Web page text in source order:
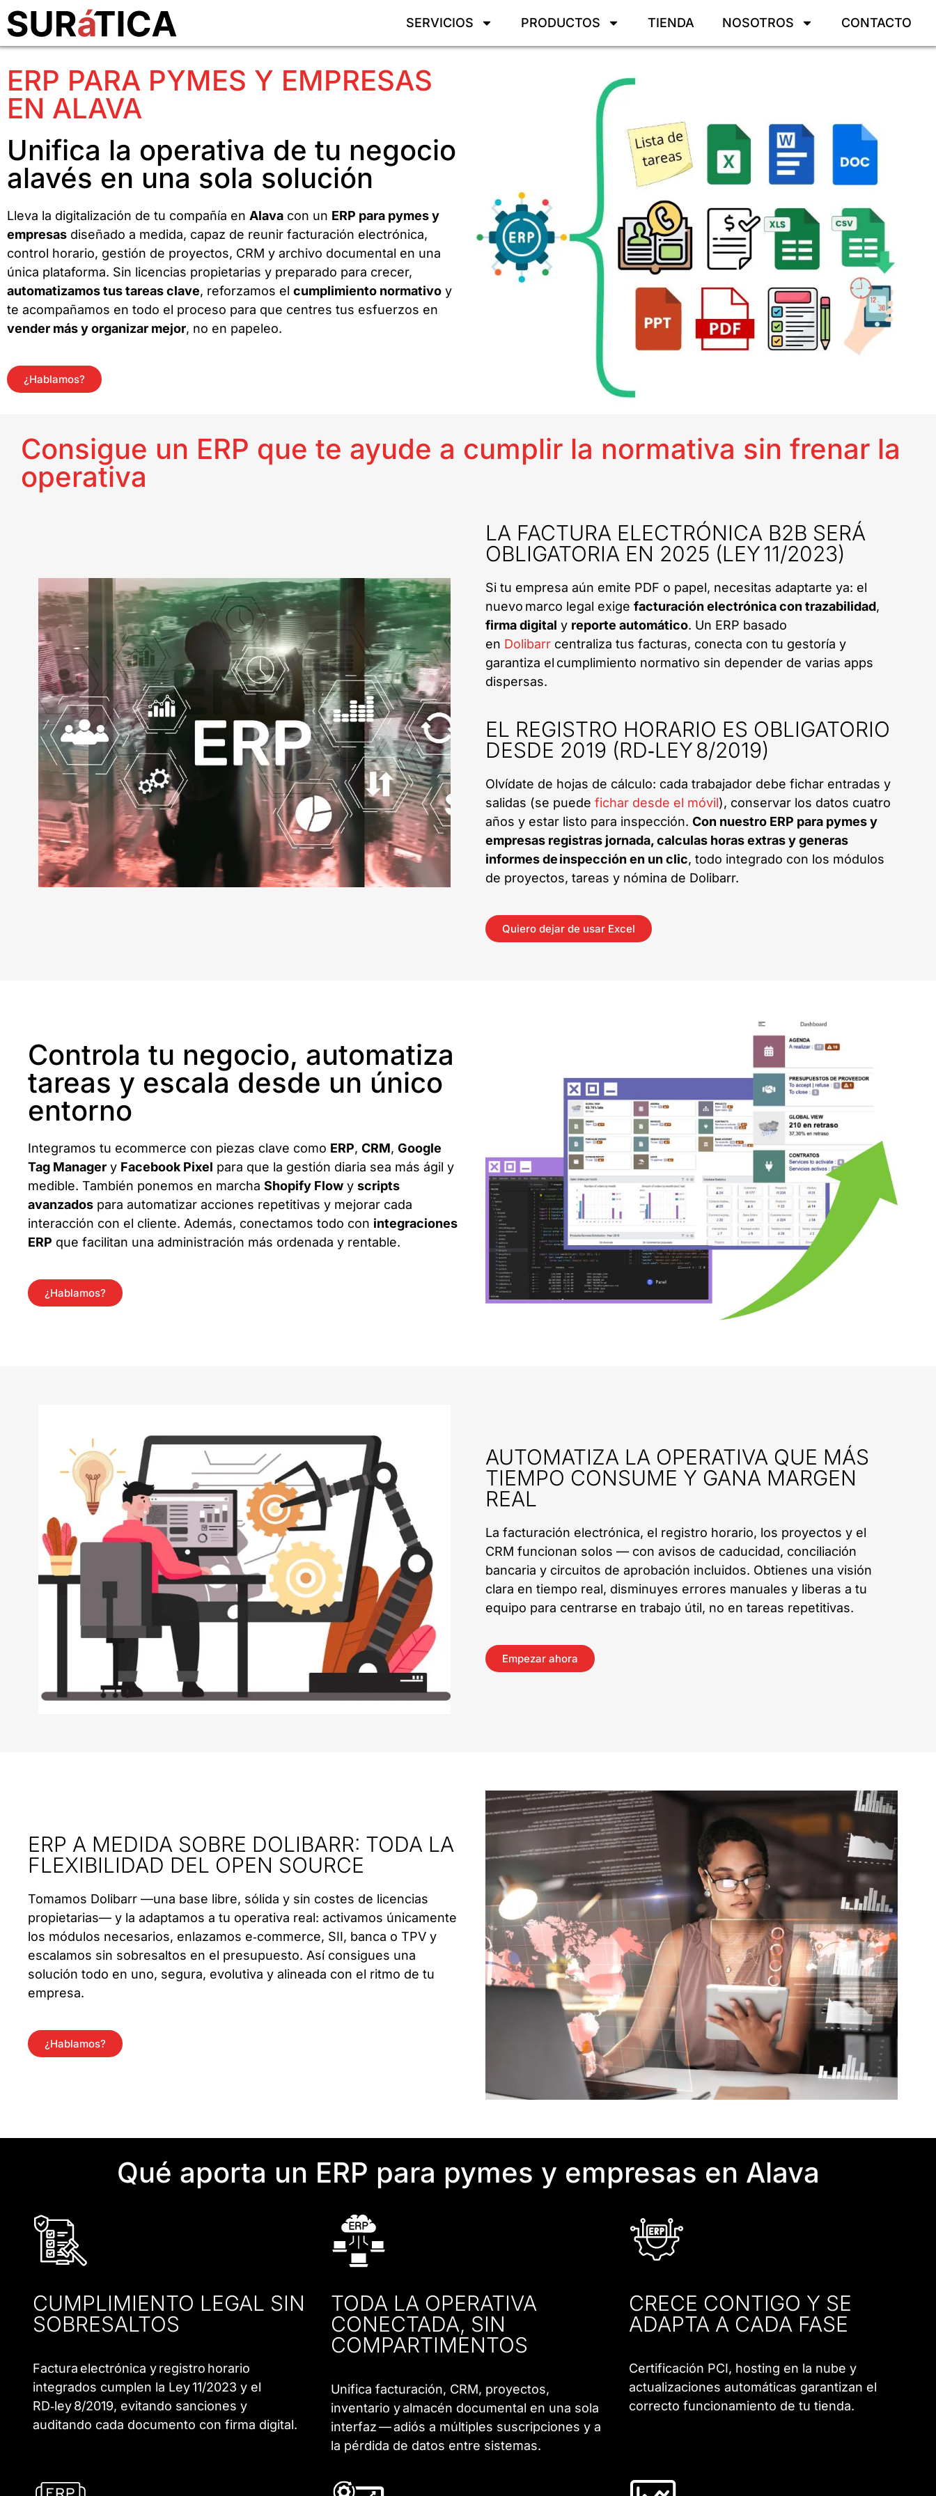
SERVICIOS PRODUCTOS TIENDA NOSOTROS CONTACTO
ERP PARA PYMES Y EMPRESAS
EN ALAVA
Unifica la operativa de tu negocio
alavés en una sola solución
Lleva la digitalización de tu compañía en Alava con un ERP para pymes y
empresas diseñado a medida, capaz de reunir facturación electrónica,
control horario, gestión de proyectos, CRM y archivo documental en una
única plataforma. Sin licencias propietarias y preparado para crecer,
automatizamos tus tareas clave, reforzamos el cumplimiento normativo y
te acompañamos en todo el proceso para que centres tus esfuerzos en
vender más y organizar mejor, no en papeleo.
¿Hablamos?
Consigue un ERP que te ayude a cumplir la normativa sin frenar la
operativa
LA FACTURA ELECTRÓNICA B2B SERÁ
OBLIGATORIA EN 2025 (LEY 11/2023)
Si tu empresa aún emite PDF o papel, necesitas adaptarte ya: el
nuevo marco legal exige facturación electrónica con trazabilidad,
firma digital y reporte automático. Un ERP basado
en Dolibarr centraliza tus facturas, conecta con tu gestoría y
garantiza el cumplimiento normativo sin depender de varias apps
dispersas.
EL REGISTRO HORARIO ES OBLIGATORIO
DESDE 2019 (RD‑LEY 8/2019)
Olvídate de hojas de cálculo: cada trabajador debe fichar entradas y
salidas (se puede fichar desde el móvil), conservar los datos cuatro
años y estar listo para inspección. Con nuestro ERP para pymes y
empresas registras jornada, calculas horas extras y generas
informes de inspección en un clic, todo integrado con los módulos
de proyectos, tareas y nómina de Dolibarr.
Quiero dejar de usar Excel
Controla tu negocio, automatiza
tareas y escala desde un único
entorno
Integramos tu ecommerce con piezas clave como ERP, CRM, Google
Tag Manager y Facebook Pixel para que la gestión diaria sea más ágil y
medible. También ponemos en marcha Shopify Flow y scripts
avanzados para automatizar acciones repetitivas y mejorar cada
interacción con el cliente. Además, conectamos todo con integraciones
ERP que facilitan una administración más ordenada y rentable.
¿Hablamos?
AUTOMATIZA LA OPERATIVA QUE MÁS
TIEMPO CONSUME Y GANA MARGEN
REAL
La facturación electrónica, el registro horario, los proyectos y el
CRM funcionan solos — con avisos de caducidad, conciliación
bancaria y circuitos de aprobación incluidos. Obtienes una visión
clara en tiempo real, disminuyes errores manuales y liberas a tu
equipo para centrarse en trabajo útil, no en tareas repetitivas.
Empezar ahora
ERP A MEDIDA SOBRE DOLIBARR: TODA LA
FLEXIBILIDAD DEL OPEN SOURCE
Tomamos Dolibarr —una base libre, sólida y sin costes de licencias
propietarias— y la adaptamos a tu operativa real: activamos únicamente
los módulos necesarios, enlazamos e‑commerce, SII, banca o TPV y
escalamos sin sobresaltos en el presupuesto. Así consigues una
solución todo en uno, segura, evolutiva y alineada con el ritmo de tu
empresa.
¿Hablamos?
Qué aporta un ERP para pymes y empresas en Alava
CUMPLIMIENTO LEGAL SIN
SOBRESALTOS
Factura electrónica y registro horario
integrados cumplen la Ley 11/2023 y el
RD‑ley 8/2019, evitando sanciones y
auditando cada documento con firma digital.
TODA LA OPERATIVA
CONECTADA, SIN
COMPARTIMENTOS
Unifica facturación, CRM, proyectos,
inventario y almacén documental en una sola
interfaz — adiós a múltiples suscripciones y a
la pérdida de datos entre sistemas.
CRECE CONTIGO Y SE
ADAPTA A CADA FASE
Certificación PCI, hosting en la nube y
actualizaciones automáticas garantizan el
correcto funcionamiento de tu tienda.